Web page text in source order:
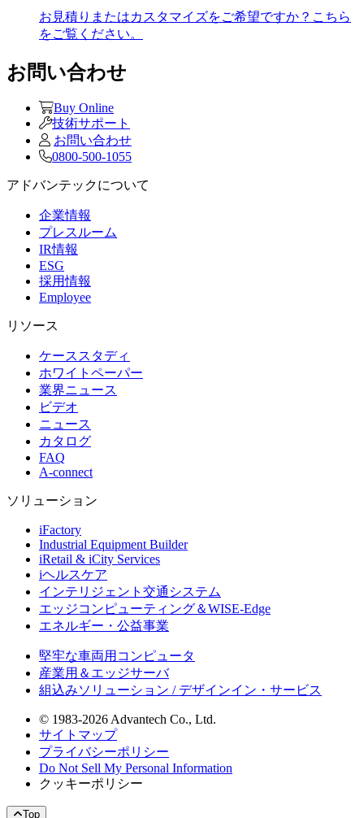
お見積りまたはカスタマイズをご希望ですか？こちら
をご覧ください。
お問い合わせ
Buy Online
技術サポート
お問い合わせ
0800-500-1055
アドバンテックについて
企業情報
プレスルーム
IR情報
ESG
採用情報
Employee
リソース
ケーススタディ
ホワイトペーパー
業界ニュース
ビデオ
ニュース
カタログ
FAQ
A-connect
ソリューション
iFactory
Industrial Equipment Builder
iRetail & iCity Services
iヘルスケア
インテリジェント交通システム
エッジコンピューティング＆WISE-Edge
エネルギー・公益事業
堅牢な車両用コンピュータ
産業用＆エッジサーバ
組込みソリューション / デザインイン・サービス
© 1983-2026 Advantech Co., Ltd.
サイトマップ
プライバシーポリシー
Do Not Sell My Personal Information
クッキーポリシー
Top